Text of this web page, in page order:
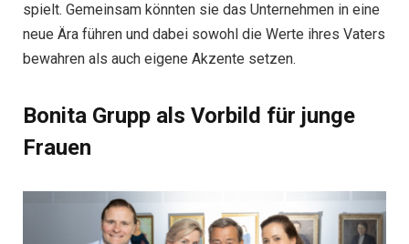
spielt. Gemeinsam könnten sie das Unternehmen in eine
neue Ära führen und dabei sowohl die Werte ihres Vaters
bewahren als auch eigene Akzente setzen.
Bonita Grupp als Vorbild für junge
Frauen